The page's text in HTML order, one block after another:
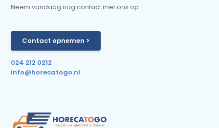
Neem vandaag nog contact met ons op.
Contact opnemen >
024 212 0212
info@horecatogo.nl